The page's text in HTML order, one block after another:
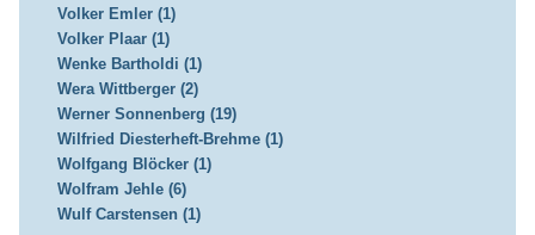
Volker Emler (1)
Volker Plaar (1)
Wenke Bartholdi (1)
Wera Wittberger (2)
Werner Sonnenberg (19)
Wilfried Diesterheft-Brehme (1)
Wolfgang Blöcker (1)
Wolfram Jehle (6)
Wulf Carstensen (1)